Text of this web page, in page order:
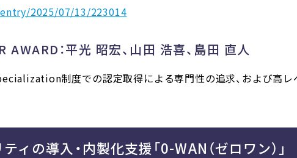
2025/07/13/223014
：平光 昭宏、山田 浩喜、島田 直人
制度での認定取得による専門性の追求、および高
の導入・内製化支援「0-WAN（ゼロワン）」